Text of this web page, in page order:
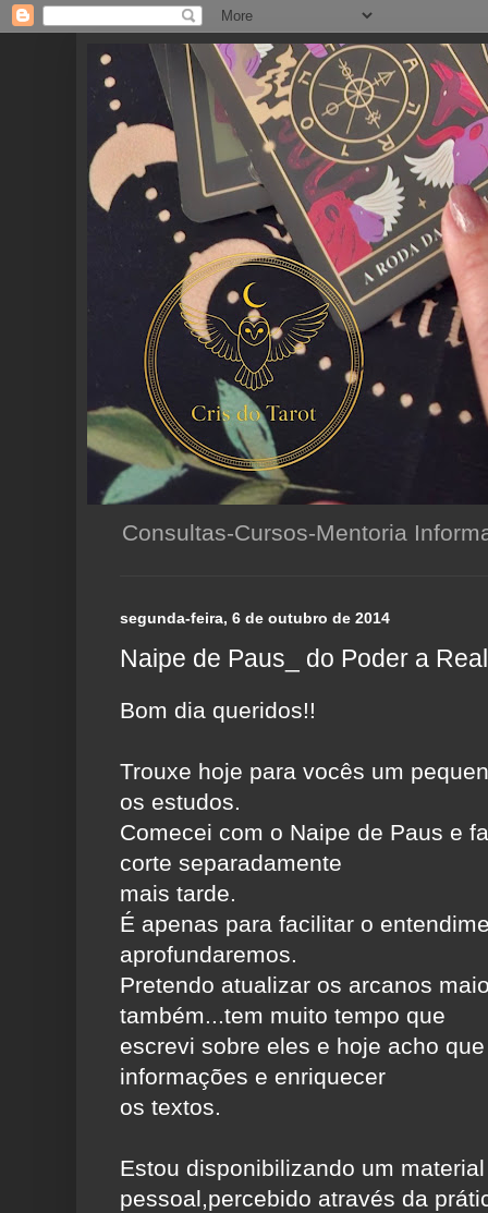
Consultas-Cursos-Mentoria
segunda-feira, 6 de outubro de 2014
Naipe de Paus_ do Poder a
Bom dia queridos!!
Trouxe hoje para vocês um
os estudos.
Comecei com o Naipe de Paus e
corte separadamente
mais tarde.
É apenas para facilitar o
aprofundaremos.
Pretendo atualizar os arcanos
também...tem muito tempo que
escrevi sobre eles e hoje acho
informações e enriquecer
os textos.
Estou disponibilizando um
pessoal,percebido através da